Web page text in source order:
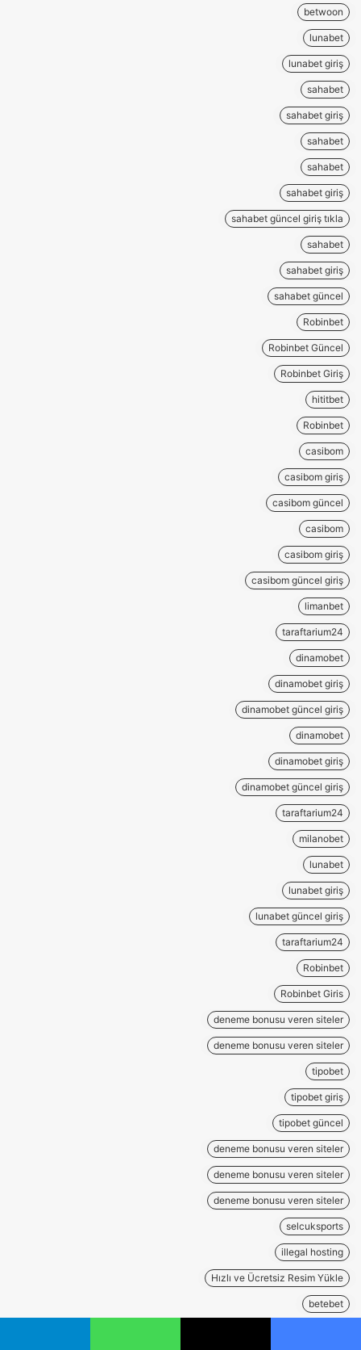
betwoon
lunabet
lunabet giriş
sahabet
sahabet giriş
sahabet
sahabet
sahabet giriş
sahabet güncel giriş tıkla
sahabet
sahabet giriş
sahabet güncel
Robinbet
Robinbet Güncel
Robinbet Giriş
hititbet
Robinbet
casibom
casibom giriş
casibom güncel
casibom
casibom giriş
casibom güncel giriş
limanbet
taraftarium24
dinamobet
dinamobet giriş
dinamobet güncel giriş
dinamobet
dinamobet giriş
dinamobet güncel giriş
taraftarium24
milanobet
lunabet
lunabet giriş
lunabet güncel giriş
taraftarium24
Robinbet
Robinbet Giris
deneme bonusu veren siteler
deneme bonusu veren siteler
tipobet
tipobet giriş
tipobet güncel
deneme bonusu veren siteler
deneme bonusu veren siteler
deneme bonusu veren siteler
selcuksports
illegal hosting
Hızlı ve Ücretsiz Resim Yükle
betebet